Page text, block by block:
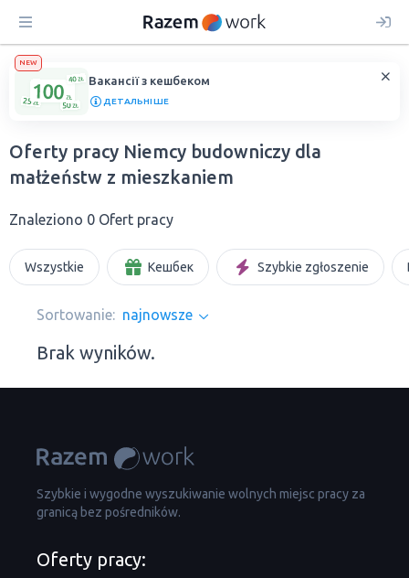
NEW
Вакансії з кешбеком
ДЕТАЛЬНІШЕ
Oferty pracy Niemcy budowniczy dla
małżeństw z mieszkaniem
Znaleziono 0 Ofert pracy
Wszystkie Кешбек Szybkie zgłoszenie
Sortowanie: najnowsze
Brak wyników.
Szybkie i wygodne wyszukiwanie wolnych miejsc pracy za
granicą bez pośredników.
Oferty pracy: